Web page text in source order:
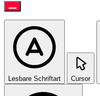
Lesbare Schriftart Cursor